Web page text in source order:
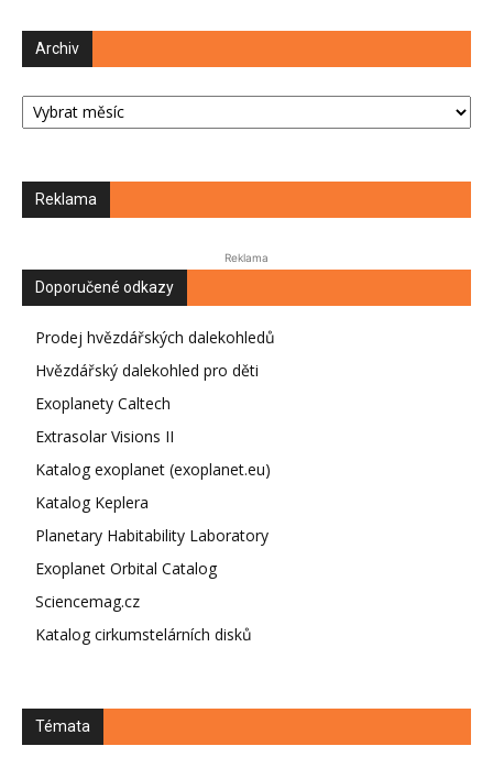
Archiv
Archiv
Reklama
Reklama
Doporučené odkazy
Prodej hvězdářských dalekohledů
Hvězdářský dalekohled pro děti
Exoplanety Caltech
Extrasolar Visions II
Katalog exoplanet (exoplanet.eu)
Katalog Keplera
Planetary Habitability Laboratory
Exoplanet Orbital Catalog
Sciencemag.cz
Katalog cirkumstelárních disků
Témata